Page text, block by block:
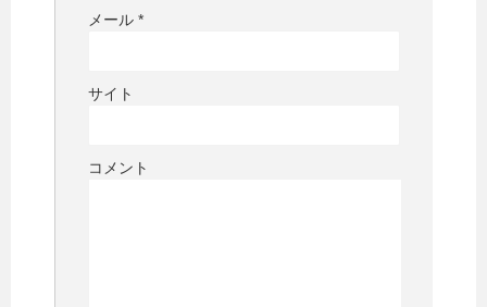
メール *
サイト
コメント